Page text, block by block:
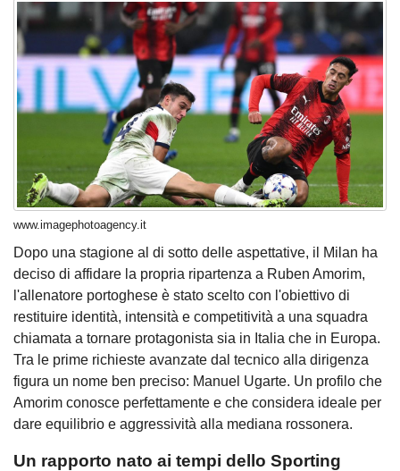
www.imagephotoagency.it
Dopo una stagione al di sotto delle aspettative, il Milan ha
deciso di affidare la propria ripartenza a Ruben Amorim,
l'allenatore portoghese è stato scelto con l'obiettivo di
restituire identità, intensità e competitività a una squadra
chiamata a tornare protagonista sia in Italia che in Europa.
Tra le prime richieste avanzate dal tecnico alla dirigenza
figura un nome ben preciso: Manuel Ugarte. Un profilo che
Amorim conosce perfettamente e che considera ideale per
dare equilibrio e aggressività alla mediana rossonera.
Un rapporto nato ai tempi dello Sporting